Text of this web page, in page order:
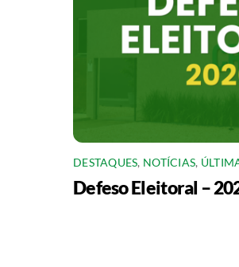
DESTAQUES, NOTÍCIAS,
Defeso Eleitoral –